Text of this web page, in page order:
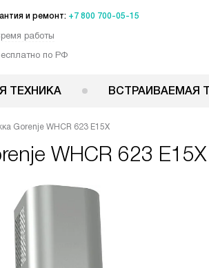
и ремонт: +7 800 700-05-15
работы
по РФ
ТЕХНИКА ВСТРАИВАЕМАЯ
Gorenje WHCR 623 E15X
WHCR 623 E15X